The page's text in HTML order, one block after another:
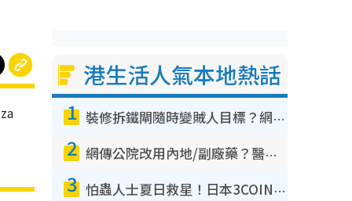
港生活人氣本地熱話
1 裝修拆鐵閘隨時變賊人目標？網民揭2大關鍵用途：裝新式等於白裝？附新舊鐵閘分別
2 網傳公院改用內地/副廠藥？醫生拆解正副廠分別 揭4類人換藥隨時出事
3 怕蟲人士夏日救星！日本3COINS爆紅驅蟲神器$45起 1招「全程免觸碰」輕鬆搞定小強